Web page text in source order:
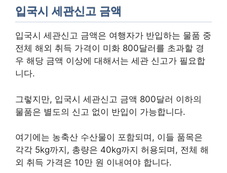
입국시 세관신고 금액
입국시 세관신고 금액은 여행자가 반입하는 물품 중
전체 해외 취득 가격이 미화 800달러를 초과할 경
우 해당 금액 이상에 대해서는 세관 신고가 필요합
니다.
그렇지만, 입국시 세관신고 금액 800달러 이하의
물품은 별도의 신고 없이 반입이 가능합니다.
여기에는 농축산 수산물이 포함되며, 이들 품목은
각각 5kg까지, 총량은 40kg까지 허용되며, 전체 해
외 취득 가격은 10만 원 이내여야 합니다.